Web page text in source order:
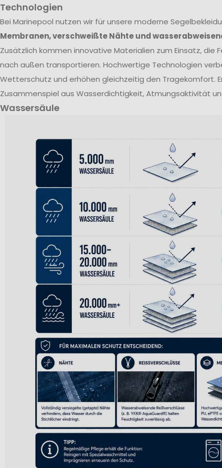
Technologien
Bei Marinepool nutzen wir für unsere moderne
Membranen, verschweißte Nähte und
Zusätzlich kommen innovative Materialien zum Einsatz, die
nach außen transportieren. Hochwertige Technologien
Wetterschutz und erhöhen gleichzeitig den Tragekomfort.
Zusammenspiel aus Wasserdichtigkeit, Atmungsaktivität
Wassersäule